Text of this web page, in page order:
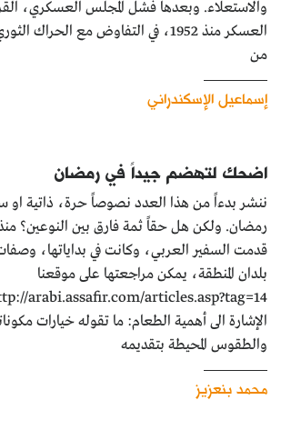
والاستعلاء. وبعدها فشل المجلس العسكري،
العسكر منذ 1952، في التفاوض مع
من
إسماعيل الإسكندراني
اضحك لتهضم جيداً في رمضان
ننشر بدءاً من هذا العدد نصوصاً حرة، ذاتية
رمضان. ولكن هل حقاً ثمة فارق بين النوعين؟
قدمت السفير العربي، وكانت في بداياتها،
بلدان المنطقة، يمكن مراجعتها على موقعنا
الإشارة الى أهمية الطعام: ما تقوله خيارات
والطقوس المحيطة بتقديمه
محمد بنعزيز